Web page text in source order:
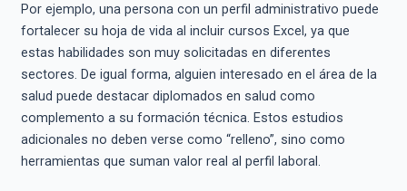
Por ejemplo, una persona con un perfil administrativo puede
fortalecer su hoja de vida al incluir cursos Excel, ya que
estas habilidades son muy solicitadas en diferentes
sectores. De igual forma, alguien interesado en el área de la
salud puede destacar diplomados en salud como
complemento a su formación técnica. Estos estudios
adicionales no deben verse como “relleno”, sino como
herramientas que suman valor real al perfil laboral.